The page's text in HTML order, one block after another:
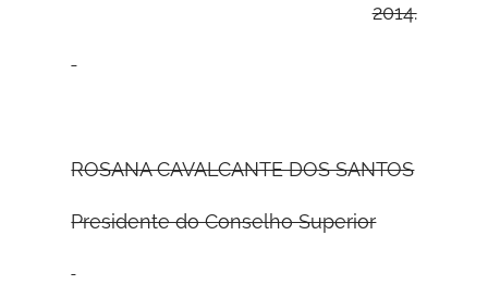
2014.
ROSANA CAVALCANTE DOS SANTOS
Presidente do Conselho Superior